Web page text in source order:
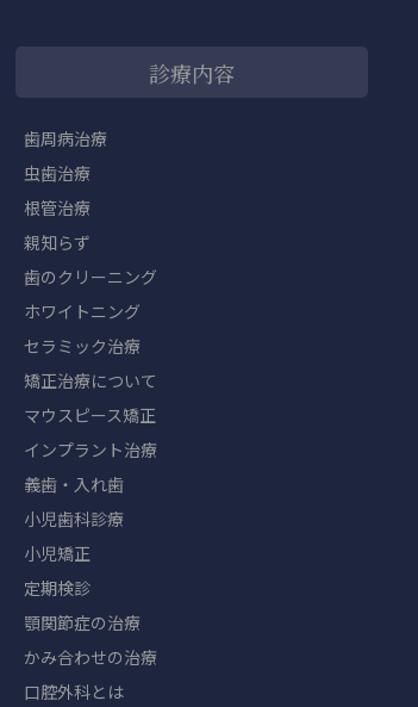
診療内容
歯周病治療
虫歯治療
根管治療
親知らず
歯のクリーニング
ホワイトニング
セラミック治療
矯正治療について
マウスピース矯正
インプラント治療
義歯・入れ歯
小児歯科診療
小児矯正
定期検診
顎関節症の治療
かみ合わせの治療
口腔外科とは